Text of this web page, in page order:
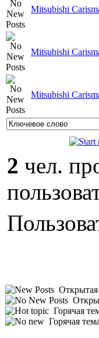
Mitsubishi
Mitsubishi
Mitsubishi
2 чел.
Открытая
Горячая
Горячая